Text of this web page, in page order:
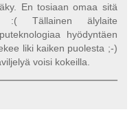
En tosiaan omaa sitä
:( Tällainen älylaite
hyödyntäen
liki kaiken puolesta ;-)
voisi kokeilla.